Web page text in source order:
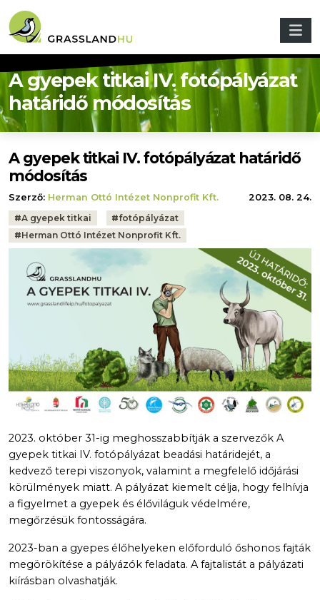
A gyepek titkai IV. fotópályázat
határidő módosítás
A gyepek titkai IV. fotópályázat határidő
módosítás
Szerző: Herman Ottó Intézet Nonprofit Kft.
2023. 08. 24.
Tags:
#A gyepek titkai #fotópályázat
#Herman Ottó Intézet Nonprofit Kft.
2023. október 31-ig meghosszabbítják a szervezők A
gyepek titkai IV. fotópályázat beadási határidejét, a
kedvező terepi viszonyok, valamint a megfelelő időjárási
körülmények miatt. A pályázat kiemelt célja, hogy felhívja
a figyelmet a gyepek és élőviláguk védelmére,
megőrzésük fontosságára.
2023-ban a gyepes élőhelyeken előforduló őshonos fajták
megörökítése a pályázók feladata. A fajtalistát a pályázati
kiírásban olvashatják.